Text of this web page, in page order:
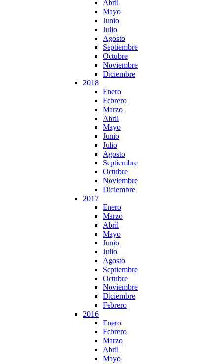
Abril
Mayo
Junio
Julio
Agosto
Septiembre
Octubre
Noviembre
Diciembre
2018
Enero
Febrero
Marzo
Abril
Mayo
Junio
Julio
Agosto
Septiembre
Octubre
Noviembre
Diciembre
2017
Enero
Marzo
Abril
Mayo
Junio
Julio
Agosto
Septiembre
Octubre
Noviembre
Diciembre
Febrero
2016
Enero
Febrero
Marzo
Abril
Mayo